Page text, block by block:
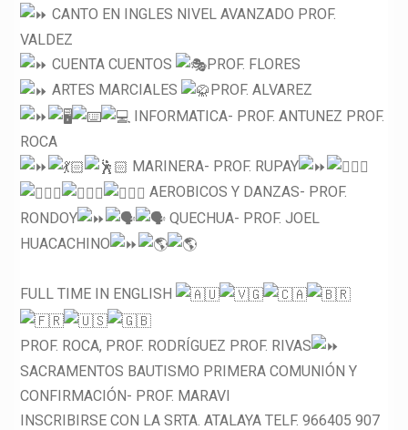
CANTO EN INGLES NIVEL AVANZADO PROF.
VALDEZ
CUENTA CUENTOS
PROF. FLORES
ARTES MARCIALES
PROF. ALVAREZ
INFORMATICA- PROF. ANTUNEZ PROF.
ROCA
MARINERA- PROF. RUPAY
AEROBICOS Y DANZAS- PROF.
RONDOY
QUECHUA- PROF. JOEL
HUACACHINO
FULL TIME IN ENGLISH
PROF. ROCA, PROF. RODRÍGUEZ PROF. RIVAS
SACRAMENTOS BAUTISMO PRIMERA COMUNIÓN Y
CONFIRMACIÓN- PROF. MARAVI
INSCRIBIRSE CON LA SRTA. ATALAYA TELF. 966405 907